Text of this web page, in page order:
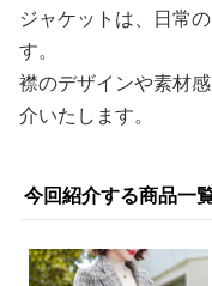
ジャケットは、日常
す。
襟のデザインや素材
介いたします。
今回紹介する商品一